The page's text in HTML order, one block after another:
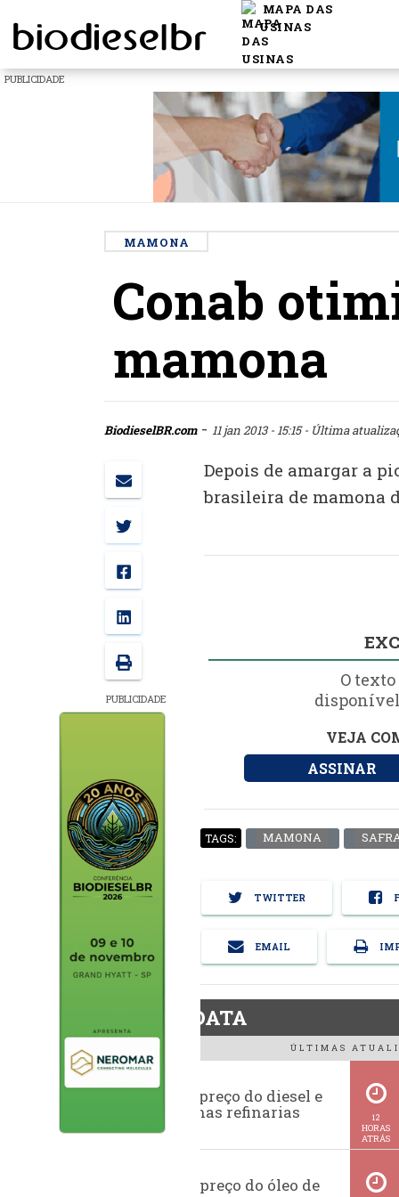
MAPA DAS
USINAS
PUBLICIDADE
MAMONA
Conab
mamona
BiodieselBR.com- 11 jan 2013 - 15:15- Última
PUBLICIDADE
Depois de amargar a
brasileira de mamona
O
disponível
VEJA
ASSINAR
TAGS: MAMONA
TWITTER
EMAIL
BiodieselDATA
ÚLTIMAS
Evolução do preço do diesel e
da gasolina nas refinarias
12
HORAS
ATRÁS
Histórico do preço do óleo de